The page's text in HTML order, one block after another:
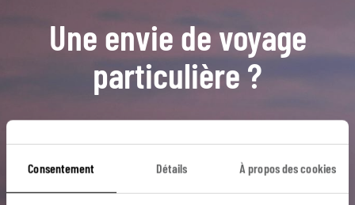
Consentement Détails À propos des cookies
Une envie de voyage
particulière ?
Praia Piscina